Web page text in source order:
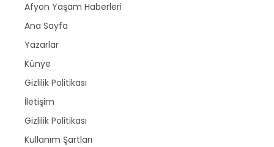
Afyon Yaşam Haberleri
Ana Sayfa
Yazarlar
Künye
Gizlilik Politikası
İletişim
Gizlilik Politikası
Kullanım Şartları